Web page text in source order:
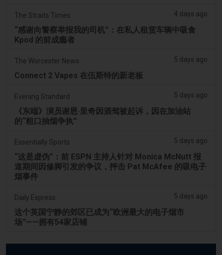
The Straits Times 4 days ago
“感谢向警察举报我的司机”：在私人租赁车辆中吸食
Kpod 的前成瘾者
The Worcester News 5 days ago
Connect 2 Vapes 在伍斯特的新老板
Evening Standard 5 days ago
《东端》演员谢恩·里奇因酒驾被起诉，因在加油站
的“粗口抽烟争执”
Essentially Sports 5 days ago
“这是虚伪”：前 ESPN 主持人针对 Monica McNutt 报
道期间因修脚引发的争议，抨击 Pat McAfee 的吸电子
烟事件
Daily Express 5 days ago
这个英国宁静的郊区已成为“欧洲最大的电子烟市
场”——拥有54家店铺